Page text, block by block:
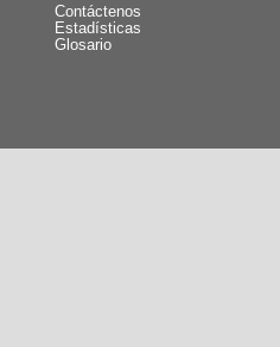
Contáctenos
Estadísticas
Glosario